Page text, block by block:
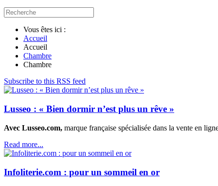
Vous êtes ici :
Accueil
Accueil
Chambre
Chambre
Subscribe to this RSS feed
Lusseo : « Bien dormir n’est plus un rêve »
Avec Lusseo.com, marque française spécialisée dans la vente en
Read more...
Infoliterie.com : pour un sommeil en or